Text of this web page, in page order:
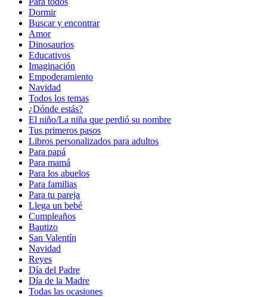
Dormir
Buscar y encontrar
Amor
Dinosaurios
Educativos
Imaginación
Empoderamiento
Navidad
Todos los temas
¿Dónde estás?
El niño/La niña que perdió su nombre
Tus primeros pasos
Libros personalizados para adultos
Para papá
Para mamá
Para los abuelos
Para familias
Para tu pareja
Llega un bebé
Cumpleaños
Bautizo
San Valentín
Navidad
Reyes
Día del Padre
Día de la Madre
Todas las ocasiones